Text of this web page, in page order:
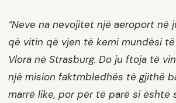
“Neve na nevojitet një aeroport në
që vitin që vjen të kemi mundësi
Vlora në Strasburg. Do ju ftoja të
një mision faktmbledhës të gjithë
marrë like, por për të parë si është